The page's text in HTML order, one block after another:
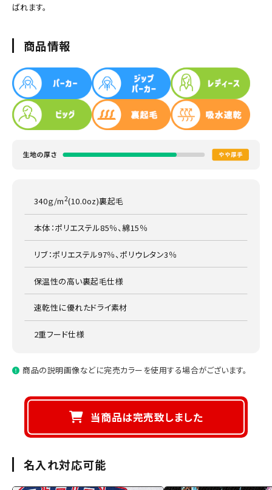
ばれます。
商品情報
340ｇ/m2(10.0oz)裏起毛
本体：ポリエステル85％、綿15％
リブ：ポリエステル97％、ポリウレタン3％
保温性の高い裏起毛仕様
速乾性に優れたドライ素材
2重フード仕様
商品の説明画像などに完売カラーを使用する場合がございます。
当商品は完売致しました
名入れ対応可能